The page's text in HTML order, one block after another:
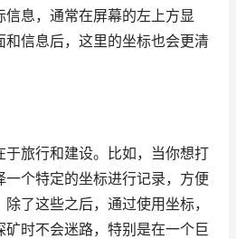
息，通常在屏幕的左上方显
信息后，这里的坐标也会更清
于旅行和建设。比如，当你想打
个特定的坐标进行记录，方便
了这些之后，通过使用坐标，
时不会迷路，特别是在一个巨